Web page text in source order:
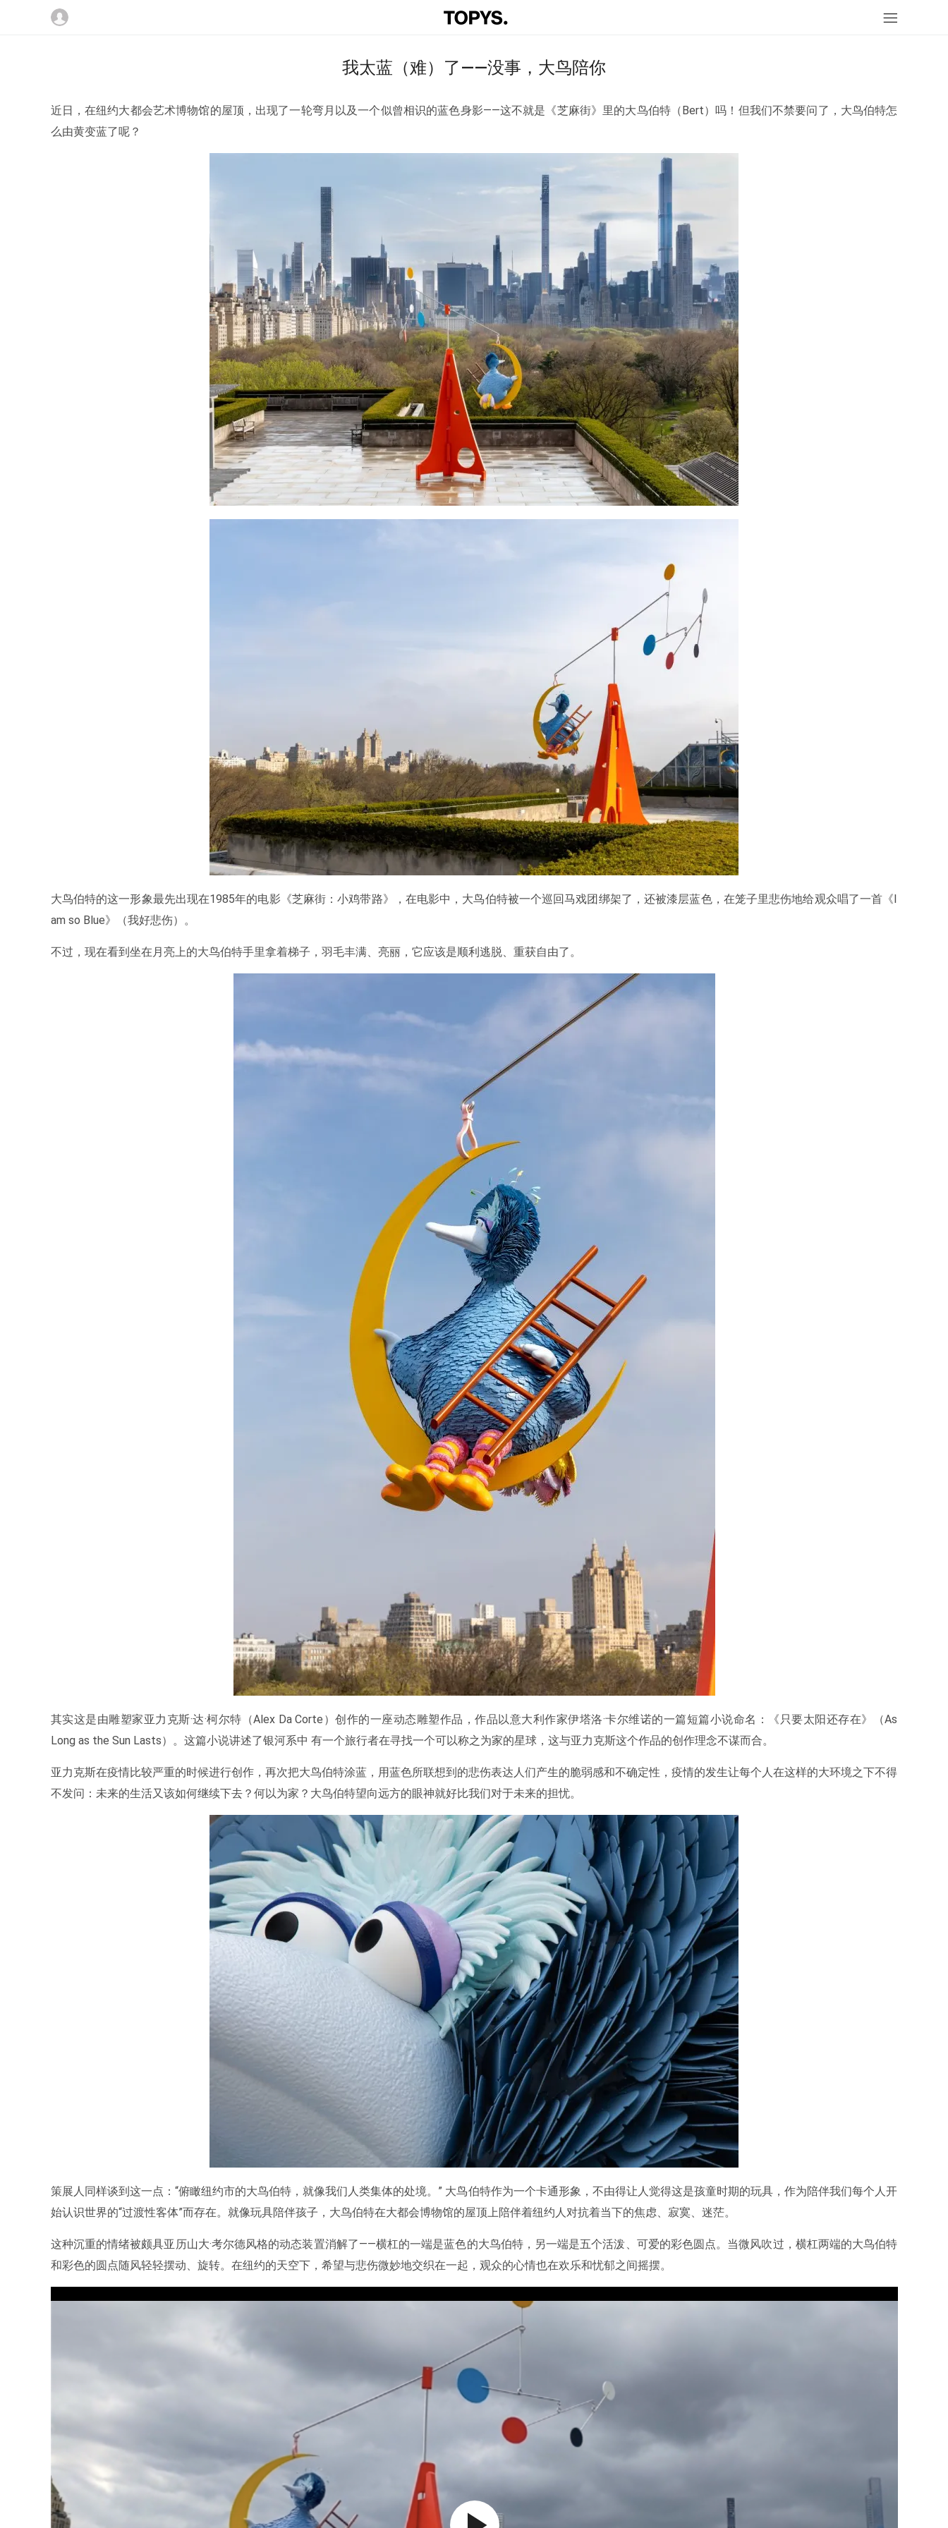
我太蓝（难）了——没事，大鸟陪你
近日，在纽约大都会艺术博物馆的屋顶，出现了一轮弯月以及一个似曾相识的蓝色身影——这不就是《芝麻街》里的大鸟伯特（Bert）吗！但我们不禁要问了，大鸟伯特怎
么由黄变蓝了呢？
大鸟伯特的这一形象最先出现在1985年的电影《芝麻街：小鸡带路》，在电影中，大鸟伯特被一个巡回马戏团绑架了，还被漆层蓝色，在笼子里悲伤地给观众唱了一首《I
am so Blue》（我好悲伤）。
不过，现在看到坐在月亮上的大鸟伯特手里拿着梯子，羽毛丰满、亮丽，它应该是顺利逃脱、重获自由了。
其实这是由雕塑家亚力克斯·达·柯尔特（Alex Da Corte）创作的一座动态雕塑作品，作品以意大利作家伊塔洛·卡尔维诺的一篇短篇小说命名：《只要太阳还存在》（As
Long as the Sun Lasts）。这篇小说讲述了银河系中 有一个旅行者在寻找一个可以称之为家的星球，这与亚力克斯这个作品的创作理念不谋而合。
亚力克斯在疫情比较严重的时候进行创作，再次把大鸟伯特涂蓝，用蓝色所联想到的悲伤表达人们产生的脆弱感和不确定性，疫情的发生让每个人在这样的大环境之下不得
不发问：未来的生活又该如何继续下去？何以为家？大鸟伯特望向远方的眼神就好比我们对于未来的担忧。
策展人同样谈到这一点：“俯瞰纽约市的大鸟伯特，就像我们人类集体的处境。” 大鸟伯特作为一个卡通形象，不由得让人觉得这是孩童时期的玩具，作为陪伴我们每个人开
始认识世界的“过渡性客体”而存在。就像玩具陪伴孩子，大鸟伯特在大都会博物馆的屋顶上陪伴着纽约人对抗着当下的焦虑、寂寞、迷茫。
这种沉重的情绪被颇具亚历山大·考尔德风格的动态装置消解了——横杠的一端是蓝色的大鸟伯特，另一端是五个活泼、可爱的彩色圆点。当微风吹过，横杠两端的大鸟伯特
和彩色的圆点随风轻轻摆动、旋转。在纽约的天空下，希望与悲伤微妙地交织在一起，观众的心情也在欢乐和忧郁之间摇摆。